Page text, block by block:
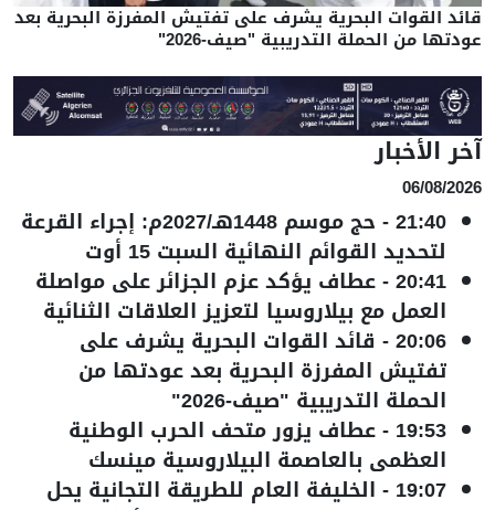
قائد القوات البحرية يشرف على تفتيش المفرزة البحرية بعد
عودتها من الحملة التدريبية "صيف-2026"
آخر الأخبار
06/08/2026
21:40
- حج موسم 1448هـ/2027م: إجراء القرعة
لتحديد القوائم النهائية السبت 15 أوت
20:41
-عطاف يؤكد عزم الجزائر على مواصلة
العمل مع بيلاروسيا لتعزيز العلاقات الثنائية
20:06
- قائد القوات البحرية يشرف على
تفتيش المفرزة البحرية بعد عودتها من
الحملة التدريبية "صيف-2026"
19:53
-عطاف يزور متحف الحرب الوطنية
العظمى بالعاصمة البيلاروسية مينسك
19:07
- الخليفة العام للطريقة التجانية يحل